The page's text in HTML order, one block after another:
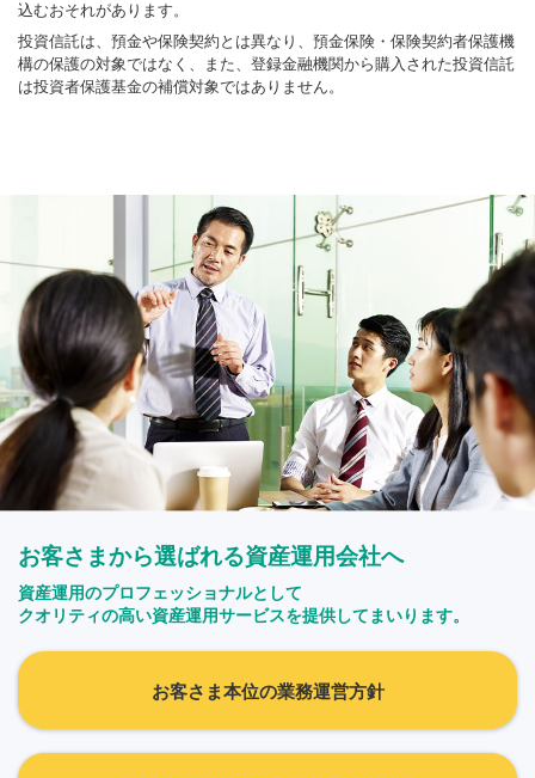
込むおそれがあります。
投資信託は、預金や保険契約とは異なり、預金保険・保険契約者保護機
構の保護の対象ではなく、また、登録金融機関から購入された投資信託
は投資者保護基金の補償対象ではありません。
お客さまから選ばれる資産運用会社へ
資産運用のプロフェッショナルとして
クオリティの高い資産運用サービスを提供してまいります。
お客さま本位の業務運営方針